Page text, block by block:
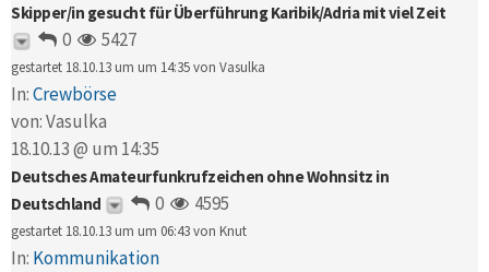
Skipper/in gesucht für Überführung Karibik/Adria mit viel Zeit
0 5427
gestartet 18.10.13 um um 14:35 von Vasulka
In:Crewbörse
von:Vasulka
18.10.13 @ um 14:35
Deutsches Amateurfunkrufzeichen ohne Wohnsitz in
Deutschland
0 4595
gestartet 18.10.13 um um 06:43 von Knut
In: Kommunikation